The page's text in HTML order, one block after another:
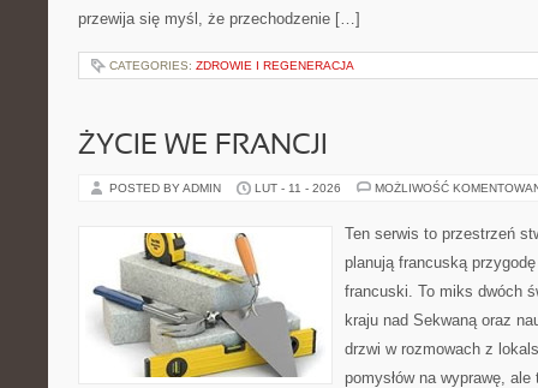
przewija się myśl, że przechodzenie […]
CATEGORIES: ZDROWIE I REGENERACJA
ŻYCIE WE FRANCJI
POSTED BY ADMIN LUT - 11 - 2026 MOŻLIWOŚĆ
Ten serwis to przestrzeń
planują francuską
francuski. To miks dwóch
kraju nad Sekwaną oraz
drzwi w rozmowach z
pomysłów na wyprawę,